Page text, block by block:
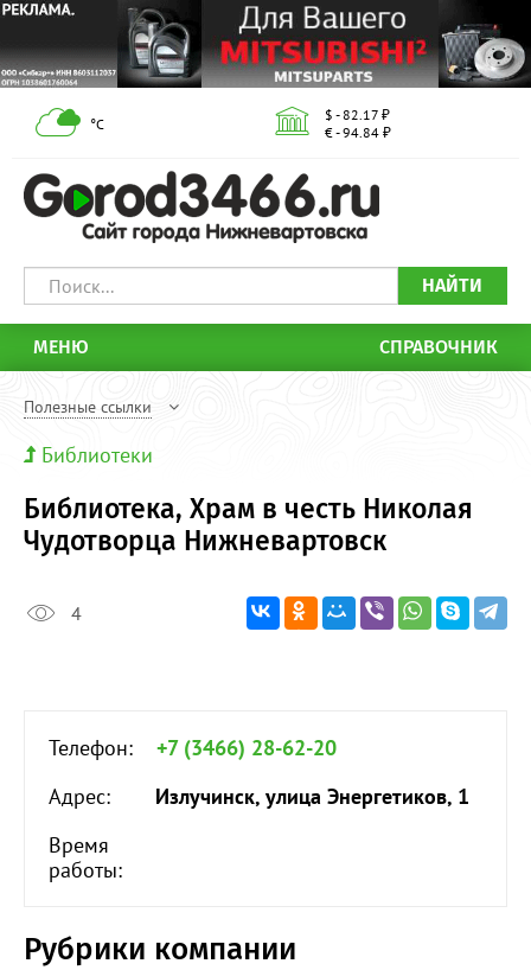
°С
$ - 82.17 ₽
€ - 94.84 ₽
НАЙТИ
МЕНЮ СПРАВОЧНИК
Полезные ссылки
Библиотеки
Библиотека, Храм в честь Николая
Чудотворца Нижневартовск
4
Телефон:
+7 (3466) 28-62-20
Адрес:
Излучинск, улица Энергетиков, 1
Время
работы:
Рубрики компании